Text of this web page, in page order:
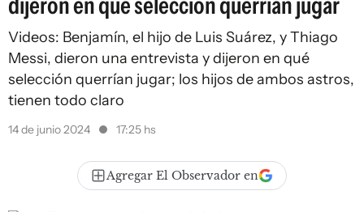
Videos: Benjamín, el hijo de Luis Suárez, y Thiago
Messi, dieron una entrevista y dijeron en qué
selección querrían jugar; los hijos de ambos astros,
tienen todo claro
14 de junio 2024 17:25 hs
Agregar El Observador en